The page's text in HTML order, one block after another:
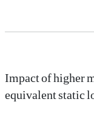
Impact of higher
equivalent static